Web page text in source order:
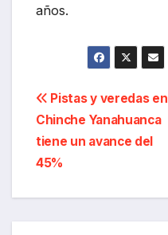
años.
Navegación
de
entradas
Pistas y veredas en
Chinche Yanahuanca
tiene un avance del
45%